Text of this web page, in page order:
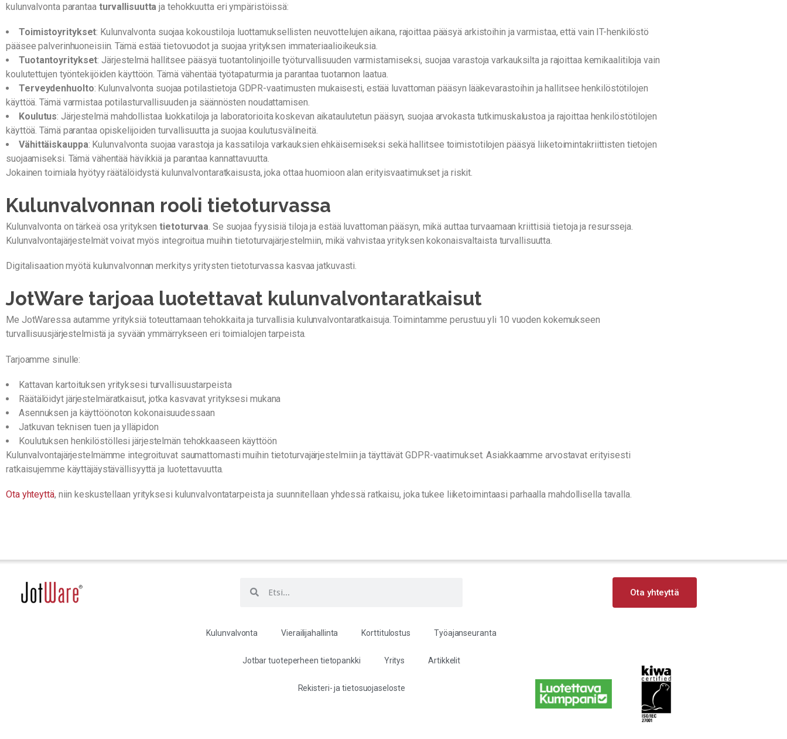
kulunvalvonta parantaa turvallisuutta ja tehokkuutta eri ympäristöissä:
Toimistoyritykset: Kulunvalvonta suojaa kokoustiloja luottamuksellisten neuvottelujen aikana, rajoittaa pääsyä arkistoihin ja varmistaa, että vain IT-henkilöstö
pääsee palverinhuoneisiin. Tämä estää tietovuodot ja suojaa yrityksen immateriaalioikeuksia.
Tuotantoyritykset: Järjestelmä hallitsee pääsyä tuotantolinjoille työturvallisuuden varmistamiseksi, suojaa varastoja varkauksilta ja rajoittaa kemikaalitiloja vain
koulutettujen työntekijöiden käyttöön. Tämä vähentää työtapaturmia ja parantaa tuotannon laatua.
Terveydenhuolto: Kulunvalvonta suojaa potilastietoja GDPR-vaatimusten mukaisesti, estää luvattoman pääsyn lääkevarastoihin ja hallitsee henkilöstötilojen
käyttöä. Tämä varmistaa potilasturvallisuuden ja säännösten noudattamisen.
Koulutus: Järjestelmä mahdollistaa luokkatiloja ja laboratorioita koskevan aikataulutetun pääsyn, suojaa arvokasta tutkimuskalustoa ja rajoittaa henkilöstötilojen
käyttöä. Tämä parantaa opiskelijoiden turvallisuutta ja suojaa koulutusvälineitä.
Vähittäiskauppa: Kulunvalvonta suojaa varastoja ja kassatiloja varkauksien ehkäisemiseksi sekä hallitsee toimistotilojen pääsyä liiketoimintakriittisten tietojen
suojaamiseksi. Tämä vähentää hävikkiä ja parantaa kannattavuutta.
Jokainen toimiala hyötyy räätälöidystä kulunvalvontaratkaisusta, joka ottaa huomioon alan erityisvaatimukset ja riskit.
Kulunvalvonnan rooli tietoturvassa
Kulunvalvonta on tärkeä osa yrityksentietoturvaa. Se suojaa fyysisiä tiloja ja estää luvattoman pääsyn, mikä auttaa turvaamaan kriittisiä tietoja ja resursseja.
Kulunvalvontajärjestelmät voivat myös integroitua muihin tietoturvajärjestelmiin, mikä vahvistaa yrityksen kokonaisvaltaista turvallisuutta.
Digitalisaation myötä kulunvalvonnan merkitys yritysten tietoturvassa kasvaa jatkuvasti.
JotWare tarjoaa luotettavat kulunvalvontaratkaisut
Me JotWaressa autamme yrityksiä toteuttamaan tehokkaita ja turvallisia kulunvalvontaratkaisuja. Toimintamme perustuu yli 10 vuoden kokemukseen
turvallisuusjärjestelmistä ja syvään ymmärrykseen eri toimialojen tarpeista.
Tarjoamme sinulle:
Kattavan kartoituksen yrityksesi turvallisuustarpeista
Räätälöidyt järjestelmäratkaisut, jotka kasvavat yrityksesi mukana
Asennuksen ja käyttöönoton kokonaisuudessaan
Jatkuvan teknisen tuen ja ylläpidon
Koulutuksen henkilöstöllesi järjestelmän tehokkaaseen käyttöön
Kulunvalvontajärjestelmämme integroituvat saumattomasti muihin tietoturvajärjestelmiin ja täyttävät GDPR-vaatimukset. Asiakkaamme arvostavat erityisesti
ratkaisujemme käyttäjäystävällisyyttä ja luotettavuutta.
Ota yhteyttä, niin keskustellaan yrityksesi kulunvalvontatarpeista ja suunnitellaan yhdessä ratkaisu, joka tukee liiketoimintaasi parhaalla mahdollisella tavalla.
Ota yhteyttä
Kulunvalvonta Vierailijahallinta Korttitulostus Työajanseuranta
Jotbar tuoteperheen tietopankki Yritys Artikkelit
Rekisteri- ja tietosuojaseloste